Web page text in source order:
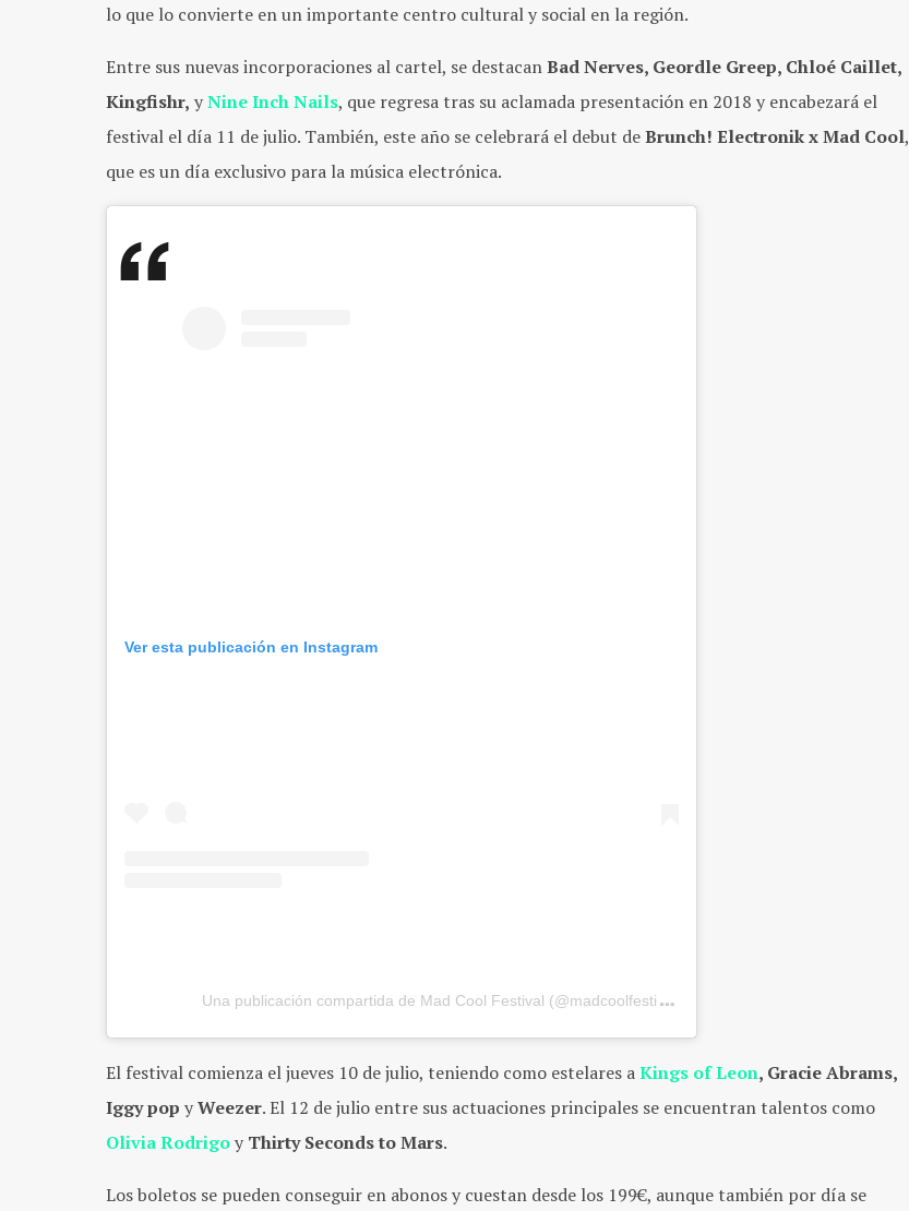
lo que lo convierte en un importante centro cultural y social en la región.
Entre sus nuevas incorporaciones al cartel, se destacanBad Nerves, Geordle Greep, Chloé Caillet,
Kingfishr, yNine Inch Nails, que regresa tras su aclamada presentación en 2018 y encabezará el
festival el día 11 de julio. También, este año se celebrará el debut deBrunch! Electronik x Mad Cool,
que es un día exclusivo para la música electrónica.
Ver esta publicación en Instagram
Una publicación compartida de Mad Cool Festival (@madcoolfestival)
El festival comienza el jueves 10 de julio, teniendo como estelares aKings of Leon, Gracie Abrams,
Iggy pop yWeezer. El 12 de julio entre sus actuaciones principales se encuentran talentos como
Olivia Rodrigoy Thirty Seconds to Mars.
Los boletos se pueden conseguir en abonos y cuestan desde los 199€, aunque también por día se